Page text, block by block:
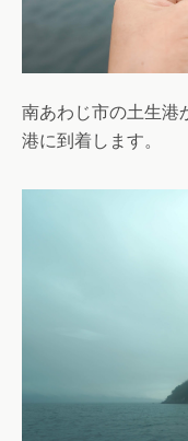
南あわじ市の土生港
港に到着します。